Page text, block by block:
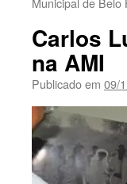
Carlos
na AMI
Publicado em 09/